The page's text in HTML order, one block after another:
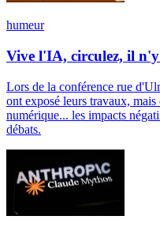
humeur
Vive l'IA, circulez, il
Lors de la conférence rue
ont exposé leurs travaux,
numérique... les impacts
débats.